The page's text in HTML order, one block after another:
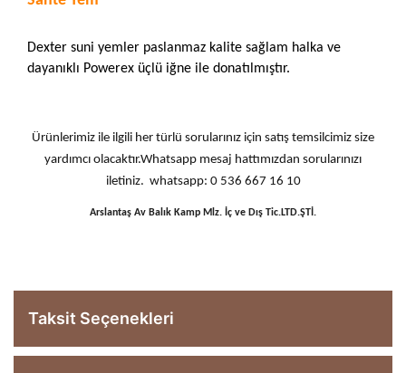
Dexter suni yemler paslanmaz kalite sağlam halka ve
dayanıklı Powerex üçlü iğne ile donatılmıştır.
Ürünlerimiz ile ilgili her türlü sorularınız için satış temsilcimiz size
yardımcı olacaktır.Whatsapp mesaj hattımızdan sorularınızı
iletiniz. whatsapp: 0 536 667 16 10
Arslantaş Av Balık Kamp Mlz. İç ve Dış Tic.LTD.ŞTİ.
Taksit Seçenekleri